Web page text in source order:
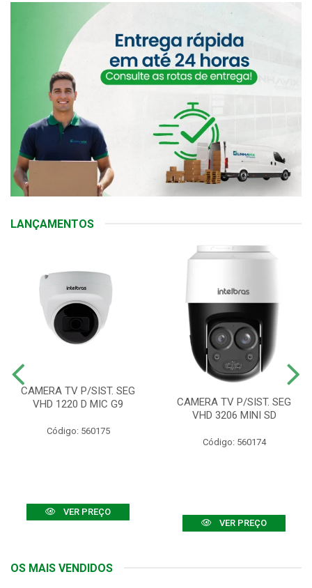
LANÇAMENTOS
CAMERA TV P/SIST. SEG
VHD 1220 D MIC G9
Código: 560175
VER PREÇO
CAMERA TV P/SIST. SEG
VHD 3206 MINI SD
Código: 560174
VER PREÇO
OS MAIS VENDIDOS